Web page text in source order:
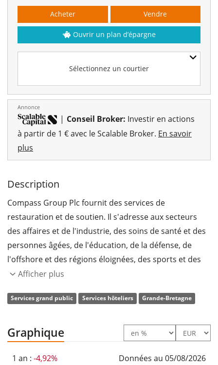
Sélectionnez un courtier
Acheter Vendre
Ouvrir un plan d’épargne
Annonce
| Conseil Broker: Investir en actions
à partir de 1 € avec le Scalable Broker. En savoir
plus
Description
Compass Group Plc fournit des services de
restauration et de soutien. Il s'adresse aux secteurs
des affaires et de l'industrie, des soins de santé et des
personnes âgées, de l'éducation, de la défense, de
l'offshore et des régions éloignées, des sports et des
loisirs, et de la distribution automatique. Elle exerce
: Amérique du Nord, Europe, reste du monde :
Activités centrales. La société a été fondée en 1941 et
son siège social se trouve à Chertsey, au Royaume-Uni.
Afficher plus
Services grand public Services hôteliers Grande-Bretagne
Graphique
1 an : -4,92% Données au 05/08/2026